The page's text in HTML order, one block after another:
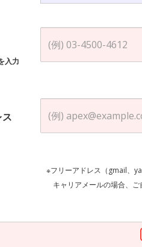
入力
※フリーアドレス（gmail、
場合、ご自身の設定等で